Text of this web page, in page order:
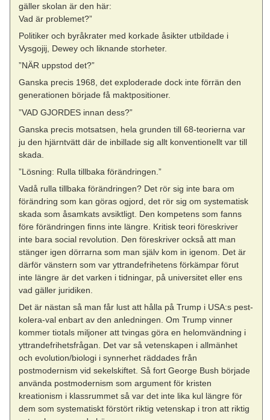
gäller skolan är den här:
Vad är problemet?”
Politiker och byråkrater med korkade åsikter utbildade i
Vysgojij, Dewey och liknande storheter.
”NÄR uppstod det?”
Ganska precis 1968, det exploderade dock inte förrän den
generationen började få maktpositioner.
”VAD GJORDES innan dess?”
Ganska precis motsatsen, hela grunden till 68-teorierna var
ju den hjärntvätt där de inbillade sig allt konventionellt var till
skada.
”Lösning: Rulla tillbaka förändringen.”
Vadå rulla tillbaka förändringen? Det rör sig inte bara om
förändring som kan göras ogjord, det rör sig om systematisk
skada som åsamkats avsiktligt. Den kompetens som fanns
före förändringen finns inte längre. Kritisk teori föreskriver
inte bara social revolution. Den föreskriver också att man
stänger igen dörrarna som man själv kom in igenom. Det är
därför vänstern som var yttrandefrihetens förkämpar förut
inte längre är det varken i tidningar, på universitet eller ens
vad gäller juridiken.
Det är nästan så man får lust att hålla på Trump i USA:s pest-
kolera-val enbart av den anledningen. Om Trump vinner
kommer tiotals miljoner att tvingas göra en helomvändning i
yttrandefrihetsfrågan. Det var så vetenskapen i allmänhet
och evolution/biologi i synnerhet räddades från
postmodernism vid sekelskiftet. Så fort George Bush började
använda postmodernism som argument för kristen
kreationism i klassrummet så var det inte lika kul längre för
dem som systematiskt förstört riktig vetenskap i tron att riktig